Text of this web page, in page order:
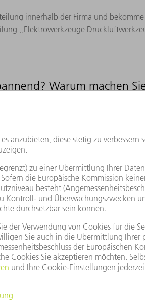
innerhalb der Firma und
„Elektrowerkzeuge
Warum machen
Bereiche in meinem Beruf. Die
Ausbildungen hinaus umso mehr
am Arbeiten bei
man viele nette Menschen kennen,
in der Firma auf den Gängen
was
Ihrer Sicht mitbringen?